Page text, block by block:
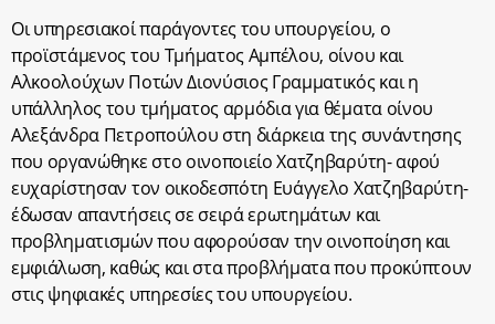
Οι υπηρεσιακοί παράγοντες του υπουργείου, ο
προϊστάμενος του Τμήματος Αμπέλου, οίνου και
Αλκοολούχων Ποτών Διονύσιος Γραμματικός και η
υπάλληλος του τμήματος αρμόδια για θέματα οίνου
Αλεξάνδρα Πετροπούλου στη διάρκεια της συνάντησης
που οργανώθηκε στο οινοποιείο Χατζηβαρύτη- αφού
ευχαρίστησαν τον οικοδεσπότη Ευάγγελο Χατζηβαρύτη-
έδωσαν απαντήσεις σε σειρά ερωτημάτων και
προβληματισμών που αφορούσαν την οινοποίηση και
εμφιάλωση, καθώς και στα προβλήματα που προκύπτουν
στις ψηφιακές υπηρεσίες του υπουργείου.